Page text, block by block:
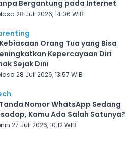
Bergantung pada Internet
28 Juli 2026, 14:06 WIB
Orang Tua yang Bisa
Kepercayaan Diri
Sejak Dini
28 Juli 2026, 13:57 WIB
Nomor WhatsApp Sedang
Kamu Ada Salah Satunya?
27 Juli 2026, 10:12 WIB